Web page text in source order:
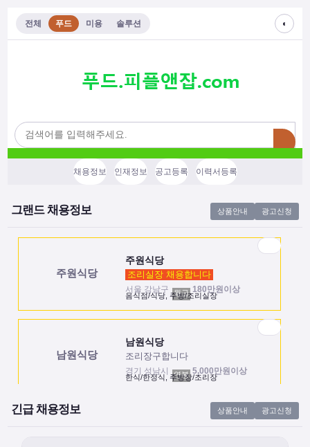
전체 푸드 미용 솔루션 ◐
채용정보 인재정보 공고등록 이력서등록
그랜드 채용정보 상품안내 광고신청
남원식당
5,000만원이상
주원식당
주원식당
조리실장 채용합니다
음식점/식당, 주방/조리실장
서울 강남구 월급 180만원이상
남원식당
남원식당
조리장구합니다
한식/한정식, 주방장/조리장
경기 성남시 연봉 5,000만원이상
긴급 채용정보 상품안내 광고신청